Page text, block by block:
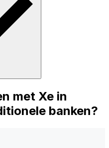
met Xe in
banken?